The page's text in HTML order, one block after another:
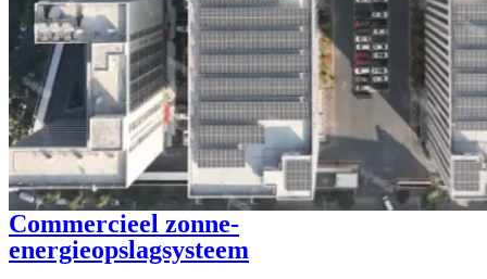
Commercieel zonne-
energieopslagsysteem